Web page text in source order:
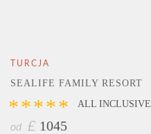
TURCJA
SEALIFE FAMILY RESORT
***** ALL INCLUSIVE
od £ 1045